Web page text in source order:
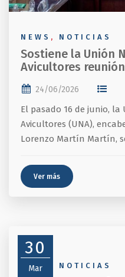
NEWS , NOTICIAS
Sostiene la Unión
Avicultores
24/06/2026
El pasado 16 de junio,
Avicultores (UNA),
Lorenzo Martín Martín,
Ver más
30
Mar
NEWS NOTICIAS